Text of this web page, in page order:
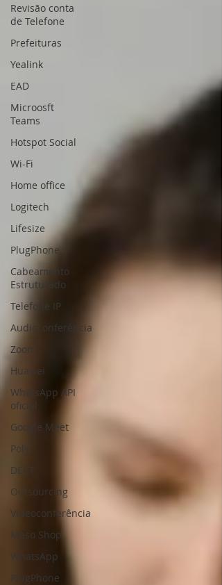
Revisão conta
de Telefone
Prefeituras
Yealink
EAD
Microosft
Teams
Hotspot Social
Wi-Fi
Home office
Logitech
Lifesize
PlugPhone
Cabeamento
Estruturado
Telefone IP
Audioconferência
Zoom
Huawei
WhatsApp API
oficial
Google Meet
Poly
DECT
Outsourcing
Videoconferência
Meso Shop
WhatsApp
PlugPhone